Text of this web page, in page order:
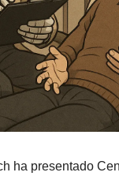
ha presentado